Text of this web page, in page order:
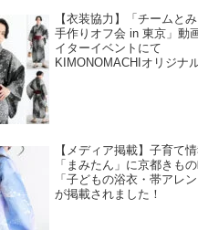
【衣装協力】「チームと
手作りオフ会 in 東京」動
イターイベントにて
KIMONOMACHIオリジナ
【メディア掲載】子育て
「まみたん」に京都きも
「子どもの浴衣・帯アレン
が掲載されました！